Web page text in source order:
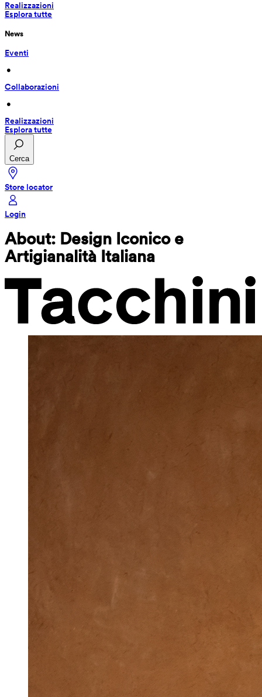
Realizzazioni
Esplora tutte
News
Eventi
•
Collaborazioni
•
Realizzazioni
Esplora tutte
Cerca
Store locator
Login
About: Design Iconico e
Artigianalità Italiana